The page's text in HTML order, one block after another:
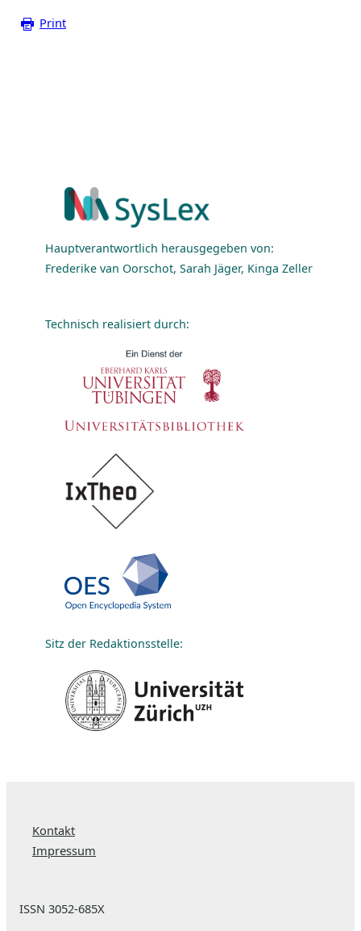
Print
Hauptverantwortlich herausgegeben von:
Frederike van Oorschot, Sarah Jäger, Kinga Zeller
Technisch realisiert durch:
Sitz der Redaktionsstelle:
Kontakt
Impressum
ISSN 3052-685X